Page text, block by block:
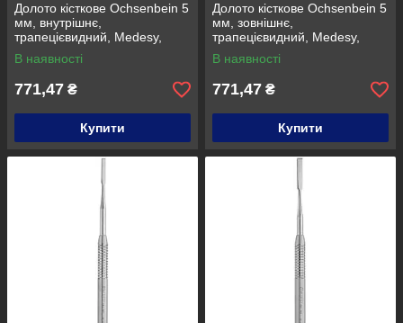
Долото кісткове Ochsenbein 5
мм, внутрішнє,
трапецієвидний, Medesy,
641/1
В наявності
771,47 ₴
Купити
Долото кісткове Ochsenbein 5
мм, зовнішнє,
трапецієвидний, Medesy,
641/2
В наявності
771,47 ₴
Купити